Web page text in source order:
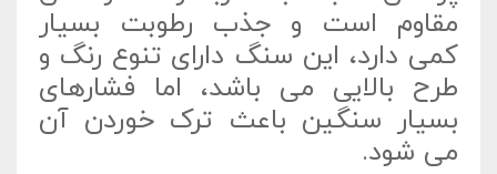
مقاوم است و جذب رطوبت بسیار
کمی دارد، این سنگ دارای تنوع رنگ و
طرح بالایی می باشد، اما فشارهای
بسیار سنگین باعث ترک خوردن آن
می شود.